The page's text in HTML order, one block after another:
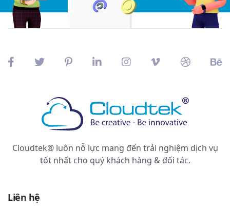
Cloudtek® luôn nỗ lực mang đến trải nghiệm dịch vụ
tốt nhất cho quý khách hàng & đối tác.
Liên hệ